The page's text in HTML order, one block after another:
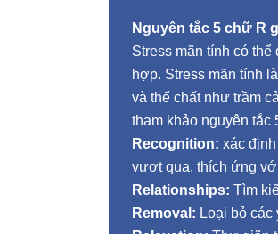
Nguyên tắc 5 chữ R
Stress mãn tính có
hợp. Stress mãn tính
và thể chất như trầm
tham khảo nguyên tắc
Recognition: xác
vượt qua, thích ứng
Relationships: Tìm
Removal: Loại bỏ các